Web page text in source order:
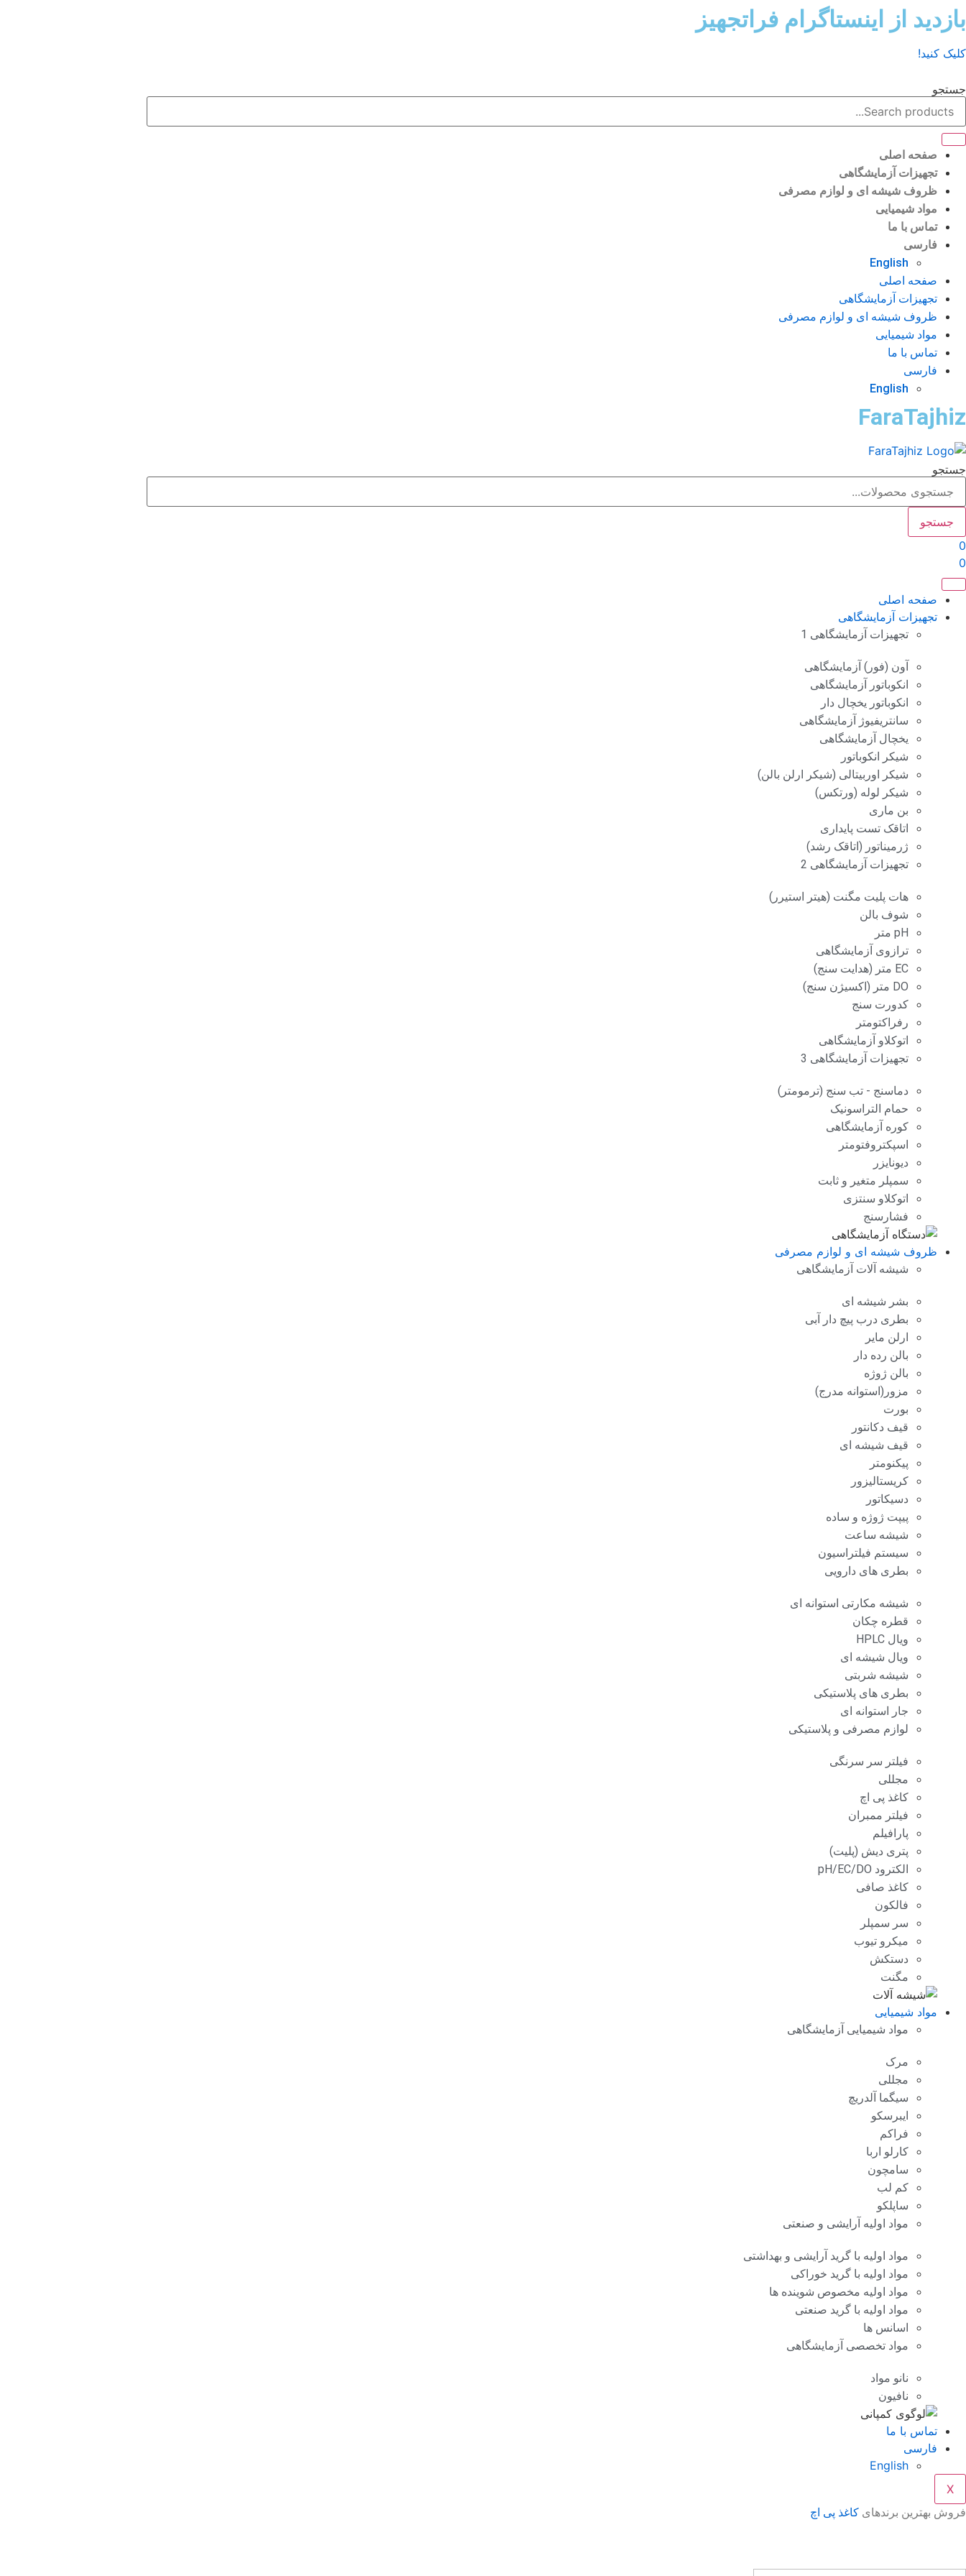
پرش
به
بازدید از اینستاگرام فراتجهیز
کلیک کنید!
جستجو
صفحه اصلی
تجهیزات آزمایشگاهی
ظروف شیشه ای و لوازم مصرفی
مواد شیمیایی
تماس با ما
فارسی
English
صفحه اصلی
تجهیزات آزمایشگاهی
ظروف شیشه ای و لوازم مصرفی
مواد شیمیایی
تماس با ما
فارسی
English
FaraTajhiz
جستجو
جستجو
0
0
صفحه اصلی
تجهیزات آزمایشگاهی
تجهیزات آزمایشگاهی 1
آون (فور) آزمایشگاهی
انکوباتور آزمایشگاهی
انکوباتور یخچال دار
سانتریفیوژ آزمایشگاهی
یخچال آزمایشگاهی
شیکر انکوباتور
شیکر اوربیتالی (شیکر ارلن بالن)
شیکر لوله (ورتکس)
بن ماری
اتاقک تست پایداری
ژرمیناتور (اتاقک رشد)
تجهیزات آزمایشگاهی 2
هات پلیت مگنت (هیتر استیرر)
شوف بالن
pH متر
ترازوی آزمایشگاهی
EC متر (هدایت سنج)
DO متر (اکسیژن سنج)
کدورت سنج
رفراکتومتر
اتوکلاو آزمایشگاهی
تجهیزات آزمایشگاهی 3
دماسنج - تب سنج (ترمومتر)
حمام التراسونیک
کوره آزمایشگاهی
اسپکتروفتومتر
دیونایزر
سمپلر متغیر و ثابت
اتوکلاو سنتزی
فشارسنج
ظروف شیشه ای و لوازم مصرفی
شیشه آلات آزمایشگاهی
بشر شیشه ای
بطری درب پیچ دار آبی
ارلن مایر
بالن رده دار
بالن ژوژه
مزور(استوانه مدرج)
بورت
قیف دکانتور
قیف شیشه ای
پیکنومتر
کریستالیزور
دسیکاتور
پیپت ژوژه و ساده
شیشه ساعت
سیستم فیلتراسیون
بطری های دارویی
شیشه مکارتی استوانه ای
قطره چکان
ویال HPLC
ویال شیشه ای
شیشه شربتی
بطری های پلاستیکی
جار استوانه ای
لوازم مصرفی و پلاستیکی
فیلتر سر سرنگی
مجللی
کاغذ پی اچ
فیلتر ممبران
پارافیلم
پتری دیش (پلیت)
الکترود pH/EC/DO
کاغذ صافی
فالکون
سر سمپلر
میکرو تیوب
دستکش
مگنت
مواد شیمیایی
مواد شیمیایی آزمایشگاهی
مرک
مجللی
سیگما آلدریچ
ایبرسکو
فراکم
کارلو اربا
سامچون
کم لب
ساپلکو
مواد اولیه آرایشی و صنعتی
مواد اولیه با گرید آرایشی و بهداشتی
مواد اولیه با گرید خوراکی
مواد اولیه مخصوص شوینده ها
مواد اولیه با گرید صنعتی
اسانس ها
مواد تخصصی آزمایشگاهی
نانو مواد
نافیون
تماس با ما
فارسی
English
X
فروش بهترین برندهای کاغذ پی اچ